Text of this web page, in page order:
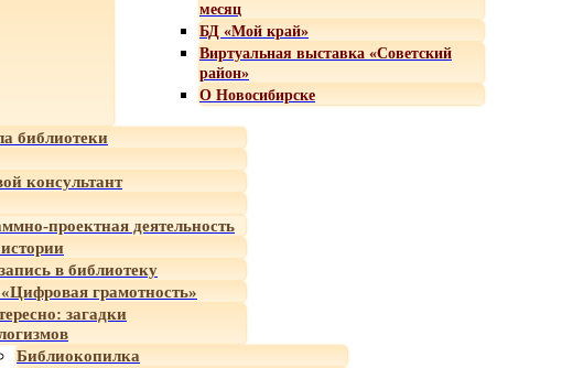
месяц
БД «Мой край»
Виртуальная выставка «Советский
район»
О Новосибирске
библиотеки
консультант
проектная деятельность
в библиотеку
грамотность»
загадки
Библиокопилка